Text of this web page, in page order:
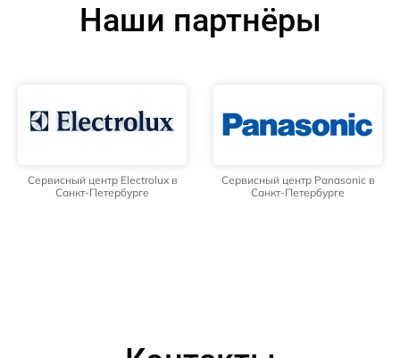
Наши партнёры
Сервисный центр Electrolux в
Санкт-Петербурге
Сервисный центр Panasonic в
Санкт-Петербурге